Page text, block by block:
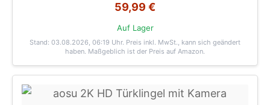
59,99 €
Auf Lager
Stand: 03.08.2026, 06:19 Uhr. Preis inkl. MwSt., kann sich geändert
haben. Maßgeblich ist der Preis auf Amazon.